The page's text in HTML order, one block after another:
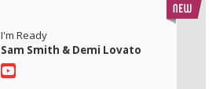
I'm Ready
Sam Smith & Demi Lovato